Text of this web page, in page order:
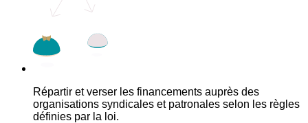
Répartir et verser les financements auprès des
organisations syndicales et patronales selon les règles
définies par la loi.